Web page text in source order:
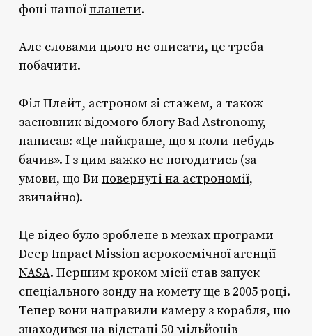
фоні нашоїпланети.
Але словами цього не описати, це треба
побачити.
Філ Плейт, астроном зі стажем, а також
засновник відомого блогу Bad Astronomy,
написав: «Це найкраще, що я коли-небудь
бачив». І з цим важко не погодитись (за
умови, що Ви повернуті на астрономії,
звичайно).
Це відео було зроблене в межах програми
Deep Impact Mission аерокосмічної агенції
NASA. Першим кроком місії став запуск
спеціального зонду на комету ще в 2005 році.
Тепер вони направили камеру з корабля, що
знаходився на відстані 50 мільйонів